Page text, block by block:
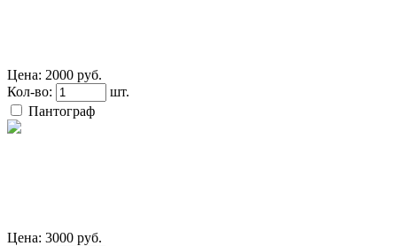
Цена: 2000 руб.
Кол-во:
шт.
Пантограф
Цена: 3000 руб.